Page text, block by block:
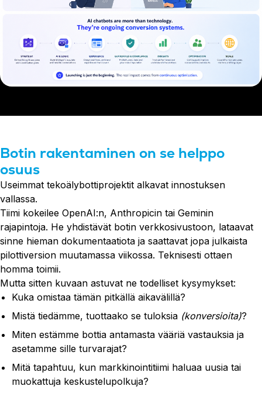
Botin rakentaminen on se helppo
osuus
Useimmat tekoälybottiprojektit alkavat innostuksen
vallassa.
Tiimi kokeilee OpenAI:n, Anthropicin tai Geminin
rajapintoja. He yhdistävät botin verkkosivustoon, lataavat
sinne hieman dokumentaatiota ja saattavat jopa julkaista
pilottiversion muutamassa viikossa. Teknisesti ottaen
homma toimii.
Mutta sitten kuvaan astuvat ne todelliset kysymykset:
Kuka omistaa tämän pitkällä aikavälillä?
Mistä tiedämme, tuottaako se tuloksia (konversioita)?
Miten estämme bottia antamasta vääriä vastauksia ja
asetamme sille turvarajat?
Mitä tapahtuu, kun markkinointitiimi haluaa uusia tai
muokattuja keskustelupolkuja?